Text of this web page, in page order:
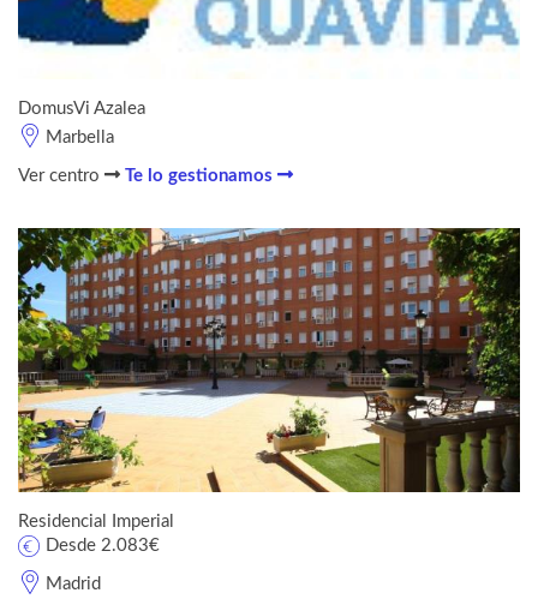
DomusVi Azalea
Marbella
Ver centro Te lo gestionamos
Residencial Imperial
Madrid
Desde 2.083€